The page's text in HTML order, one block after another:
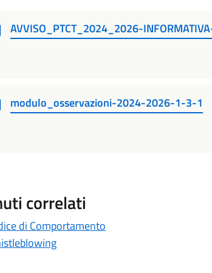
AVVISO_PTCT_2024_2026-
modulo_osservazioni-2024-2026-1-3-1
correlati
di Comportamento